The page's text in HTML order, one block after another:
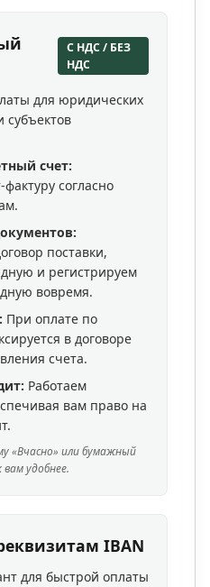
С НДС / БЕЗ
НДС
для юридических
счет:
согласно
поставки,
и регистрируем
вовремя.
При оплате по
в договоре
счета.
Работаем
вам право на
«Вчасно» или бумажный
удобнее.
IBAN
для быстрой оплаты